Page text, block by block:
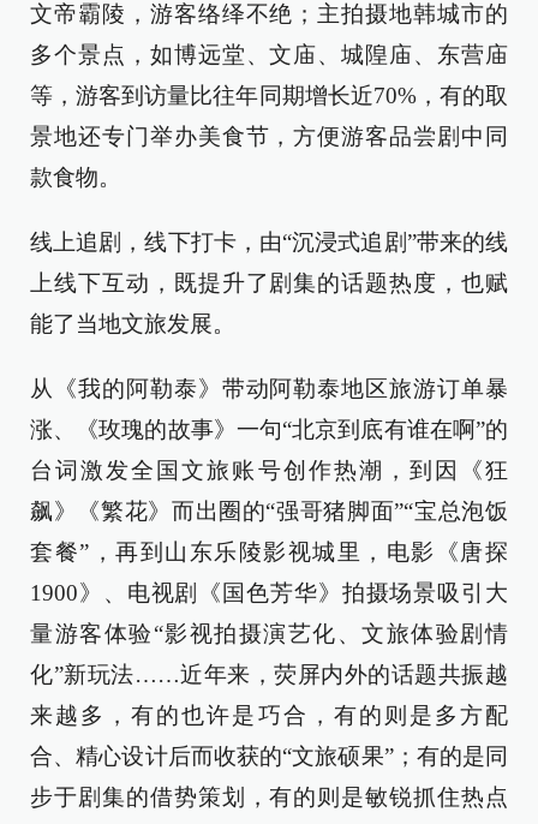
文帝霸陵，游客络绎不绝；主拍摄地韩城市的
多个景点，如博远堂、文庙、城隍庙、东营庙
等，游客到访量比往年同期增长近70%，有的取
景地还专门举办美食节，方便游客品尝剧中同
款食物。
线上追剧，线下打卡，由“沉浸式追剧”带来的线
上线下互动，既提升了剧集的话题热度，也赋
能了当地文旅发展。
从《我的阿勒泰》带动阿勒泰地区旅游订单暴
涨、《玫瑰的故事》一句“北京到底有谁在啊”的
台词激发全国文旅账号创作热潮，到因《狂
飙》《繁花》而出圈的“强哥猪脚面”“宝总泡饭
套餐”，再到山东乐陵影视城里，电影《唐探
1900》、电视剧《国色芳华》拍摄场景吸引大
量游客体验“影视拍摄演艺化、文旅体验剧情
化”新玩法……近年来，荧屏内外的话题共振越
来越多，有的也许是巧合，有的则是多方配
合、精心设计后而收获的“文旅硕果”；有的是同
步于剧集的借势策划，有的则是敏锐抓住热点